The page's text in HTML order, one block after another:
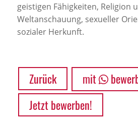
geistigen Fähigkeiten, Religion
Weltanschauung, sexueller
sozialer Herkunft.
Zurück mit
Jetzt bewerben!